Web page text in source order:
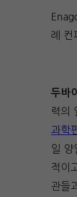
례 컨
두바이
력의
과학
일 양
적이
관들